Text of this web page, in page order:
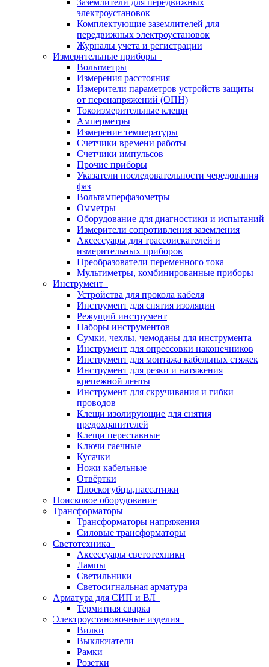
Заземлители для передвижных
электроустановок
Комплектующие заземлителей для
передвижных электроустановок
Журналы учета и регистрации
Измерительные приборы
Вольтметры
Измерения расстояния
Измерители параметров устройств защиты
от перенапряжений (ОПН)
Токоизмерительные клещи
Амперметры
Измерение температуры
Счетчики времени работы
Счетчики импульсов
Прочие приборы
Указатели последовательности чередования
фаз
Вольтамперфазометры
Омметры
Оборудование для диагностики и испытаний
Измерители сопротивления заземления
Аксессуары для трассоискателей и
измерительных приборов
Преобразователи переменного тока
Мультиметры, комбинированные приборы
Инструмент
Устройства для прокола кабеля
Инструмент для снятия изоляции
Режущий инструмент
Наборы инструментов
Сумки, чехлы, чемоданы для инструмента
Инструмент для опрессовки наконечников
Инструмент для монтажа кабельных стяжек
Инструмент для резки и натяжения
крепежной ленты
Инструмент для скручивания и гибки
проводов
Клещи изолирующие для снятия
предохранителей
Клещи переставные
Ключи гаечные
Кусачки
Ножи кабельные
Отвёртки
Плоскогубцы,пассатижи
Поисковое оборудование
Трансформаторы
Трансформаторы напряжения
Силовые трансформаторы
Светотехника
Аксессуары светотехники
Лампы
Светильники
Светосигнальная арматура
Арматура для СИП и ВЛ
Термитная сварка
Электроустановочные изделия
Вилки
Выключатели
Рамки
Розетки